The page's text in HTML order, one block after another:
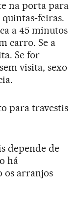
na porta para
quintas-feiras.
a 45 minutos
carro. Se a
Se for
visita, sexo
para travestis
depende de
há
os arranjos